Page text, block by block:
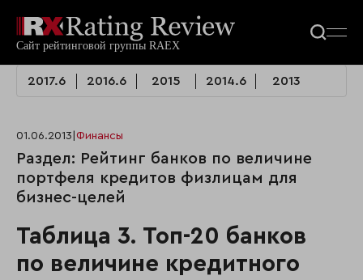
2017.6 2016.6 2015 2014.6 2013
01.06.2013 Финансы
Раздел: Рейтинг банков по величине
портфеля кредитов физлицам для
бизнес-целей
Таблица 3. Топ-20 банков
по величине кредитного